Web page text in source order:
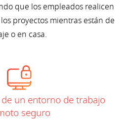
que los empleados realicen
proyectos mientras están de
o en casa.
un entorno de trabajo
seguro